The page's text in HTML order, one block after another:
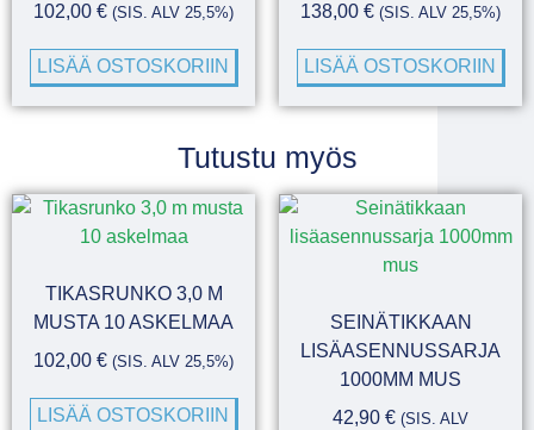
102,00 € (SIS. ALV 25,5%)
LISÄÄ OSTOSKORIIN
138,00 € (SIS. ALV 25,5%)
LISÄÄ OSTOSKORIIN
Tutustu myös
TIKASRUNKO 3,0 M
MUSTA 10 ASKELMAA
102,00 € (SIS. ALV 25,5%)
LISÄÄ OSTOSKORIIN
SEINÄTIKKAAN
LISÄASENNUSSARJA
1000MM MUS
42,90 € (SIS. ALV